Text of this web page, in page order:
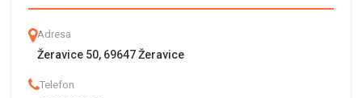
Adresa
Žeravice 50, 69647 Žeravice
Telefon